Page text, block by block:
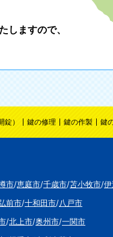
しますので、
錠） 鍵の修理 鍵の作製 鍵
市/恵庭市/千歳市/苫小牧市/
前市/十和田市/八戸市
/北上市/奥州市/一関市